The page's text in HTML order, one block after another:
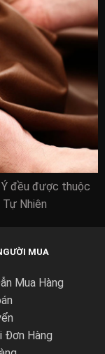
đều được thuộc
Nhiên
MUA
Mua Hàng
Đơn Hàng